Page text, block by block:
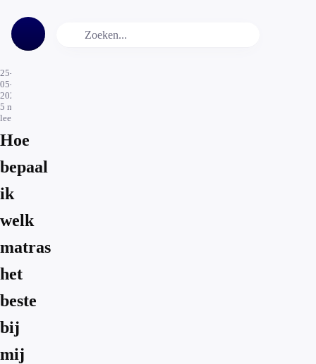
25-
05-
2020
5 min.
leestijd
Hoe
bepaal
ik
welk
matras
het
beste
bij
mij